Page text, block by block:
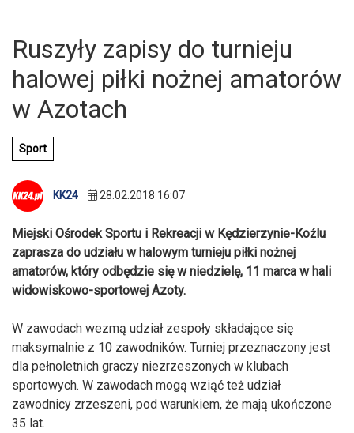
Ruszyły zapisy do turnieju
halowej piłki nożnej amatorów
w Azotach
Sport
KK24 28.02.2018 16:07
Miejski Ośrodek Sportu i Rekreacji w Kędzierzynie-Koźlu
zaprasza do udziału w halowym turnieju piłki nożnej
amatorów, który odbędzie się w niedzielę, 11 marca w hali
widowiskowo-sportowej Azoty.
W zawodach wezmą udział zespoły składające się
maksymalnie z 10 zawodników. Turniej przeznaczony jest
dla pełnoletnich graczy niezrzeszonych w klubach
sportowych. W zawodach mogą wziąć też udział
zawodnicy zrzeszeni, pod warunkiem, że mają ukończone
35 lat.